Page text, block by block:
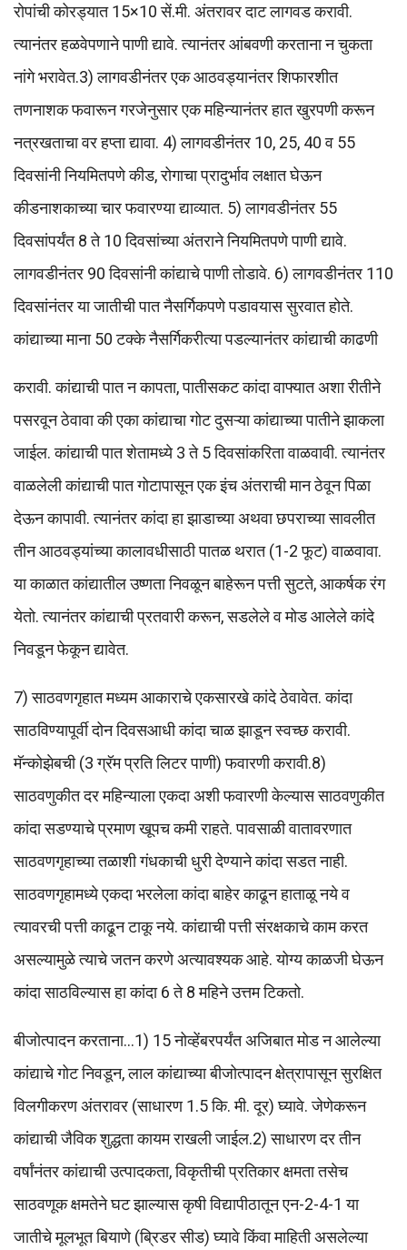
रोपांची कोरड्यात 15×10 सें.मी. अंतरावर दाट लागवड करावी.
त्यानंतर हळवेपणाने पाणी द्यावे. त्यानंतर आंबवणी करताना न चुकता
नांगे भरावेत.3) लागवडीनंतर एक आठवड्यानंतर शिफारशीत
तणनाशक फवारून गरजेनुसार एक महिन्यानंतर हात खुरपणी करून
नत्रखताचा वर हप्ता द्यावा. 4) लागवडीनंतर 10, 25, 40 व 55
दिवसांनी नियमितपणे कीड, रोगाचा प्रादुर्भाव लक्षात घेऊन
कीडनाशकाच्या चार फवारण्या द्याव्यात. 5) लागवडीनंतर 55
दिवसांपर्यंत 8 ते 10 दिवसांच्या अंतराने नियमितपणे पाणी द्यावे.
लागवडीनंतर 90 दिवसांनी कांद्याचे पाणी तोडावे. 6) लागवडीनंतर 110
दिवसांनंतर या जातीची पात नैसर्गिकपणे पडावयास सुरवात होते.
कांद्याच्या माना 50 टक्के नैसर्गिकरीत्या पडल्यानंतर कांद्याची काढणी
करावी. कांद्याची पात न कापता, पातीसकट कांदा वाफ्यात अशा रीतीने
पसरवून ठेवावा की एका कांद्याचा गोट दुसऱ्या कांद्याच्या पातीने झाकला
जाईल. कांद्याची पात शेतामध्ये 3 ते 5 दिवसांकरिता वाळवावी. त्यानंतर
वाळलेली कांद्याची पात गोटापासून एक इंच अंतराची मान ठेवून पिळा
देऊन कापावी. त्यानंतर कांदा हा झाडाच्या अथवा छपराच्या सावलीत
तीन आठवड्यांच्या कालावधीसाठी पातळ थरात (1-2 फूट) वाळवावा.
या काळात कांद्यातील उष्णता निवळून बाहेरून पत्ती सुटते, आकर्षक रंग
येतो. त्यानंतर कांद्याची प्रतवारी करून, सडलेले व मोड आलेले कांदे
निवडून फेकून द्यावेत.
7) साठवणगृहात मध्यम आकाराचे एकसारखे कांदे ठेवावेत. कांदा
साठविण्यापूर्वी दोन दिवसआधी कांदा चाळ झाडून स्वच्छ करावी.
मॅन्कोझेबची (3 ग्रॅम प्रति लिटर पाणी) फवारणी करावी.8)
साठवणुकीत दर महिन्याला एकदा अशी फवारणी केल्यास साठवणुकीत
कांदा सडण्याचे प्रमाण खूपच कमी राहते. पावसाळी वातावरणात
साठवणगृहाच्या तळाशी गंधकाची धुरी देण्याने कांदा सडत नाही.
साठवणगृहामध्ये एकदा भरलेला कांदा बाहेर काढून हाताळू नये व
त्यावरची पत्ती काढून टाकू नये. कांद्याची पत्ती संरक्षकाचे काम करत
असल्यामुळे त्याचे जतन करणे अत्यावश्‍यक आहे. योग्य काळजी घेऊन
कांदा साठविल्यास हा कांदा 6 ते 8 महिने उत्तम टिकतो.
बीजोत्पादन करताना…1) 15 नोव्हेंबरपर्यंत अजिबात मोड न आलेल्या
कांद्याचे गोट निवडून, लाल कांद्याच्या बीजोत्पादन क्षेत्रापासून सुरक्षित
विलगीकरण अंतरावर (साधारण 1.5 कि. मी. दूर) घ्यावे. जेणेकरून
कांद्याची जैविक शुद्धता कायम राखली जाईल.2) साधारण दर तीन
वर्षांनंतर कांद्याची उत्पादकता, विकृतीची प्रतिकार क्षमता तसेच
साठवणूक क्षमतेने घट झाल्यास कृषी विद्यापीठातून एन-2-4-1 या
जातीचे मूलभूत बियाणे (ब्रिडर सीड) घ्यावे किंवा माहिती असलेल्या